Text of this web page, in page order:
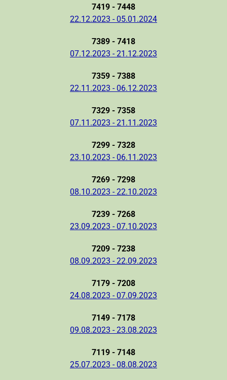
7419 - 7448
22.12.2023 - 05.01.2024
7389 - 7418
07.12.2023 - 21.12.2023
7359 - 7388
22.11.2023 - 06.12.2023
7329 - 7358
07.11.2023 - 21.11.2023
7299 - 7328
23.10.2023 - 06.11.2023
7269 - 7298
08.10.2023 - 22.10.2023
7239 - 7268
23.09.2023 - 07.10.2023
7209 - 7238
08.09.2023 - 22.09.2023
7179 - 7208
24.08.2023 - 07.09.2023
7149 - 7178
09.08.2023 - 23.08.2023
7119 - 7148
25.07.2023 - 08.08.2023